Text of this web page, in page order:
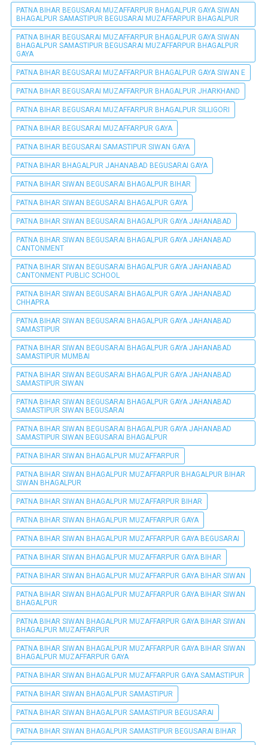
PATNA BIHAR BEGUSARAI MUZAFFARPUR BHAGALPUR GAYA SIWAN
BHAGALPUR SAMASTIPUR BEGUSARAI MUZAFFARPUR BHAGALPUR
PATNA BIHAR BEGUSARAI MUZAFFARPUR BHAGALPUR GAYA SIWAN
BHAGALPUR SAMASTIPUR BEGUSARAI MUZAFFARPUR BHAGALPUR
GAYA
PATNA BIHAR BEGUSARAI MUZAFFARPUR BHAGALPUR GAYA SIWAN E
PATNA BIHAR BEGUSARAI MUZAFFARPUR BHAGALPUR JHARKHAND
PATNA BIHAR BEGUSARAI MUZAFFARPUR BHAGALPUR SILLIGORI
PATNA BIHAR BEGUSARAI MUZAFFARPUR GAYA
PATNA BIHAR BEGUSARAI SAMASTIPUR SIWAN GAYA
PATNA BIHAR BHAGALPUR JAHANABAD BEGUSARAI GAYA
PATNA BIHAR SIWAN BEGUSARAI BHAGALPUR BIHAR
PATNA BIHAR SIWAN BEGUSARAI BHAGALPUR GAYA
PATNA BIHAR SIWAN BEGUSARAI BHAGALPUR GAYA JAHANABAD
PATNA BIHAR SIWAN BEGUSARAI BHAGALPUR GAYA JAHANABAD
CANTONMENT
PATNA BIHAR SIWAN BEGUSARAI BHAGALPUR GAYA JAHANABAD
CANTONMENT PUBLIC SCHOOL
PATNA BIHAR SIWAN BEGUSARAI BHAGALPUR GAYA JAHANABAD
CHHAPRA
PATNA BIHAR SIWAN BEGUSARAI BHAGALPUR GAYA JAHANABAD
SAMASTIPUR
PATNA BIHAR SIWAN BEGUSARAI BHAGALPUR GAYA JAHANABAD
SAMASTIPUR MUMBAI
PATNA BIHAR SIWAN BEGUSARAI BHAGALPUR GAYA JAHANABAD
SAMASTIPUR SIWAN
PATNA BIHAR SIWAN BEGUSARAI BHAGALPUR GAYA JAHANABAD
SAMASTIPUR SIWAN BEGUSARAI
PATNA BIHAR SIWAN BEGUSARAI BHAGALPUR GAYA JAHANABAD
SAMASTIPUR SIWAN BEGUSARAI BHAGALPUR
PATNA BIHAR SIWAN BHAGALPUR MUZAFFARPUR
PATNA BIHAR SIWAN BHAGALPUR MUZAFFARPUR BHAGALPUR BIHAR
SIWAN BHAGALPUR
PATNA BIHAR SIWAN BHAGALPUR MUZAFFARPUR BIHAR
PATNA BIHAR SIWAN BHAGALPUR MUZAFFARPUR GAYA
PATNA BIHAR SIWAN BHAGALPUR MUZAFFARPUR GAYA BEGUSARAI
PATNA BIHAR SIWAN BHAGALPUR MUZAFFARPUR GAYA BIHAR
PATNA BIHAR SIWAN BHAGALPUR MUZAFFARPUR GAYA BIHAR SIWAN
PATNA BIHAR SIWAN BHAGALPUR MUZAFFARPUR GAYA BIHAR SIWAN
BHAGALPUR
PATNA BIHAR SIWAN BHAGALPUR MUZAFFARPUR GAYA BIHAR SIWAN
BHAGALPUR MUZAFFARPUR
PATNA BIHAR SIWAN BHAGALPUR MUZAFFARPUR GAYA BIHAR SIWAN
BHAGALPUR MUZAFFARPUR GAYA
PATNA BIHAR SIWAN BHAGALPUR MUZAFFARPUR GAYA SAMASTIPUR
PATNA BIHAR SIWAN BHAGALPUR SAMASTIPUR
PATNA BIHAR SIWAN BHAGALPUR SAMASTIPUR BEGUSARAI
PATNA BIHAR SIWAN BHAGALPUR SAMASTIPUR BEGUSARAI BIHAR